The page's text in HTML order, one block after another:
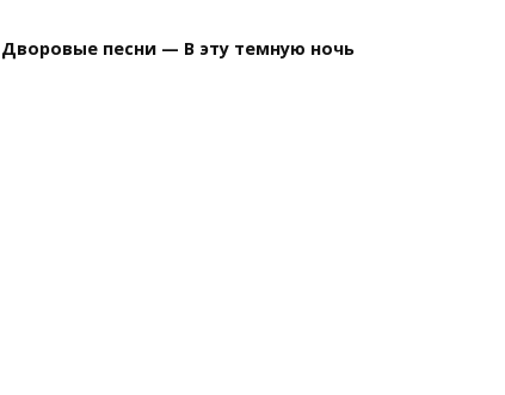
Дворовые песни — В эту темную ночь